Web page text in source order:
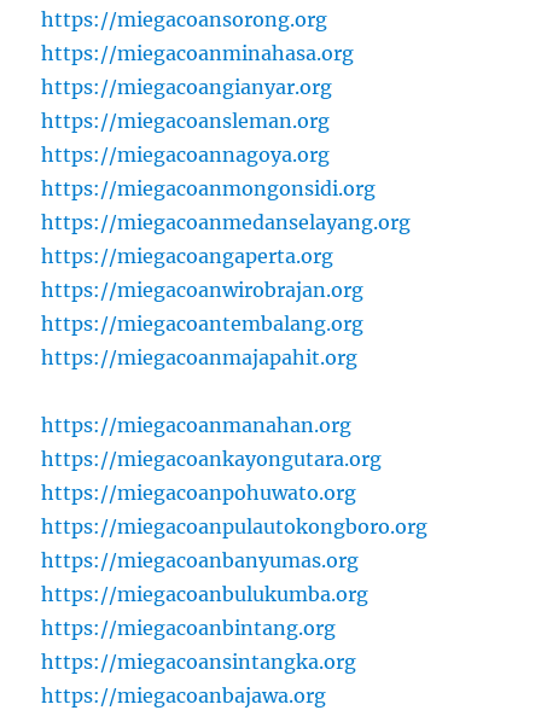
https://miegacoansorong.org
https://miegacoanminahasa.org
https://miegacoangianyar.org
https://miegacoansleman.org
https://miegacoannagoya.org
https://miegacoanmongonsidi.org
https://miegacoanmedanselayang.org
https://miegacoangaperta.org
https://miegacoanwirobrajan.org
https://miegacoantembalang.org
https://miegacoanmajapahit.org
https://miegacoanmanahan.org
https://miegacoankayongutara.org
https://miegacoanpohuwato.org
https://miegacoanpulautokongboro.org
https://miegacoanbanyumas.org
https://miegacoanbulukumba.org
https://miegacoanbintang.org
https://miegacoansintangka.org
https://miegacoanbajawa.org